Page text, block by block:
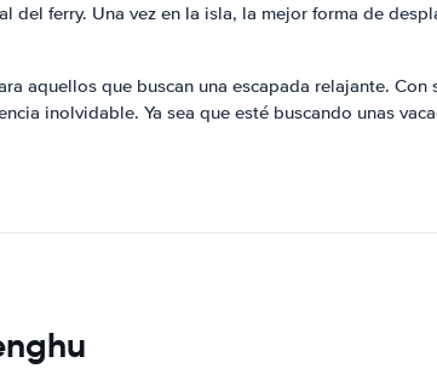
del ferry. Una vez en la isla, la mejor forma de
aquellos que buscan una escapada relajante.
inolvidable. Ya sea que esté buscando unas